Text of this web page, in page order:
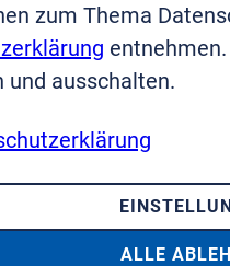
GmbH
zum Thema
und ausschalten.
ALLE